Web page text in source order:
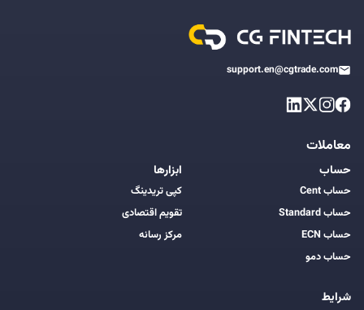
support.en@cgtrade.com
معاملات
حساب
حساب Cent
حساب Standard
حساب ECN
حساب دمو
شرایط
ابزارها
کپی تریدینگ
تقویم اقتصادی
مرکز رسانه